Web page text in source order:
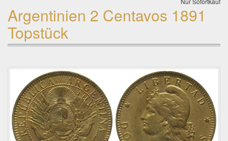
Argentinien 2 Centavos 1891
Topstück